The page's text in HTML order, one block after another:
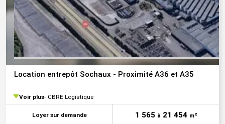
Location entrepôt Sochaux - Proximité A36 et A35
Voir plus CBRE Logistique
Loyer sur demande 1 565 à21 454 m²